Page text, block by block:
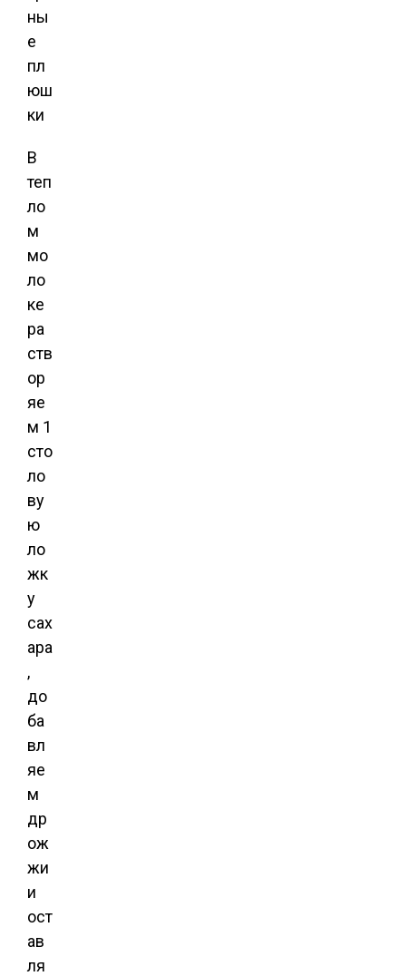
В
теп
ло
м
мо
ло
ке
ра
ств
ор
яе
м 1
сто
ло
ву
ю
ло
жк
у
сах
ара
,
до
ба
вл
яе
м
др
ож
жи
и
ост
ав
ля